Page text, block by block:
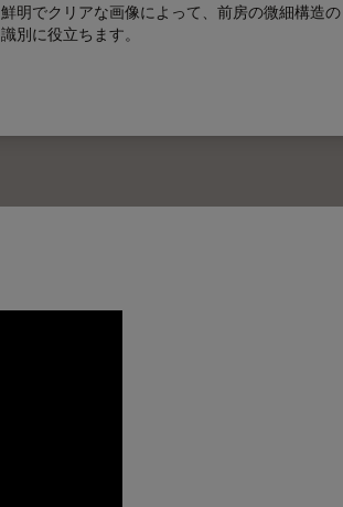
鮮明でクリアな画像によって、前房の微細構造の
識別に役立ちます。